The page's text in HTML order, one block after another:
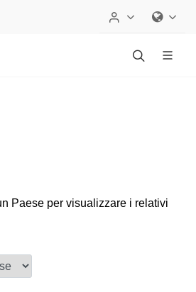
Paese per visualizzare i relativi